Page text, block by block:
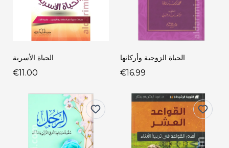
الحياة الأسرية
€11.00
الحياة الزوجية وأركانها
€16.99